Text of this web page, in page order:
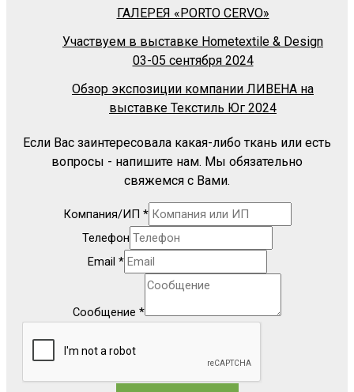
ГАЛЕРЕЯ «PORTO CERVO»
Участвуем в выставке Hometextile & Design
03-05 сентября 2024
Обзор экспозиции компании ЛИВЕНА на
выставке Текстиль Юг 2024
Если Вас заинтересовала какая-либо ткань или есть
вопросы - напишите нам. Мы обязательно
свяжемся с Вами.
Компания/ИП *
Телефон
Email *
Сообщение *